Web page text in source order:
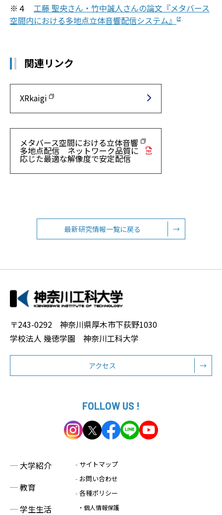
※４ 工藤 聖央さん・竹中誠人さんの論文『メタバース
空間内における多地点立体音響配信システム』
関連リンク
XRkaigi
メタバース空間における立体音響
多地点配信 ネットワーク品質に
応じた最適な解像度で安定配信
最新研究情報一覧に戻る →
〒243-0292 神奈川県厚木市下荻野1030
学校法人 幾徳学園 神奈川工科大学
アクセス →
FOLLOW US !
─ 大学紹介
─教育
─学生生活
- サイトマップ
- お問い合わせ
- 各種ポリシー
・個人情報保護